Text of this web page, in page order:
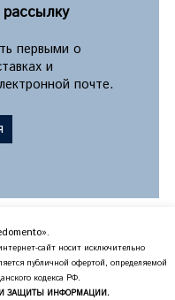
первыми о
и
почте.
сайт носит исключительно
публичной офертой, определяемой
кодекса РФ.
ЗАЩИТЫ ИНФОРМАЦИИ.